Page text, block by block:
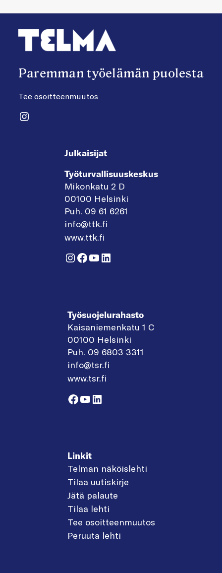
Paremman työelämän puolesta
Tee osoitteenmuutos
Instagram
Julkaisijat
Työturvallisuuskeskus
Mikonkatu 2 D
00100 Helsinki
Puh. 09 61 6261
info@ttk.fi
www.ttk.fi
Instagram
Facebook
YouTube
LinkedIn
Työsuojelurahasto
Kaisaniemenkatu 1 C
00100 Helsinki
Puh. 09 6803 3311
info@tsr.fi
www.tsr.fi
Facebook
YouTube
LinkedIn
Linkit
Telman näköislehti
Tilaa uutiskirje
Jätä palaute
Tilaa lehti
Tee osoitteenmuutos
Peruuta lehti